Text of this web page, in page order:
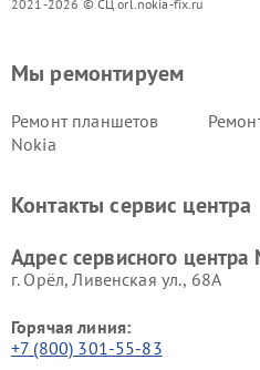
2021-2026 © СЦ orl.nokia-fix.ru
Мы ремонтируем
Ремонт планшетов
Nokia
Контакты сервис центра
Адрес сервисного центра
г. Орёл, Ливенская ул., 68А
Горячая линия:
+7 (800) 301-55-83